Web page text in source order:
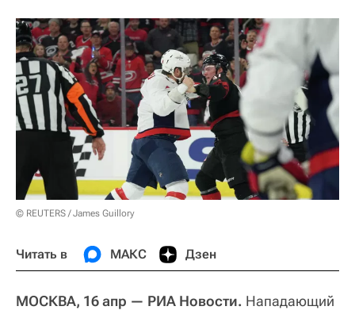
© REUTERS / James Guillory
Читать в МАКС Дзен
МОСКВА, 16 апр — РИА Новости. Нападающий